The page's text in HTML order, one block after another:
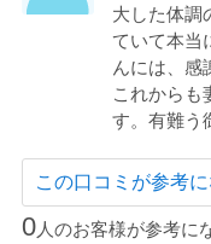
大した体調
ていて本当
んには、感
これからも
す。有難う
この口コミが参考
0人のお客様が参考に